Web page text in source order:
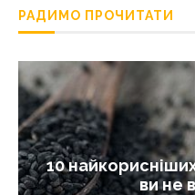
РАДИМО ПРОЧИТАТИ
10 найкорисніших
ви не